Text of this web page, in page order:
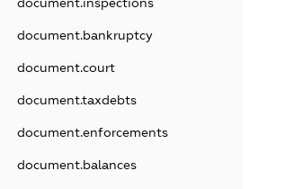
document.bankruptcy
document.court
document.taxdebts
document.enforcements
document.balances